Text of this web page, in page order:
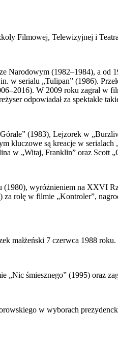
Filmowej, Telewizyjnej i
Narodowym (1982–1984), a
serialu „Tulipan” (1986).
W 2009 roku zagrał w
odpowiadał za spektakle
(1983), Lejzorek w
są kreacje w
w „Witaj, Franklin” oraz Scott
wyróżnieniem na XXVI
rolę w filmie „Kontroler”,
małżeński 7 czerwca 1988 roku.
śmiesznego” (1995) oraz
w wyborach